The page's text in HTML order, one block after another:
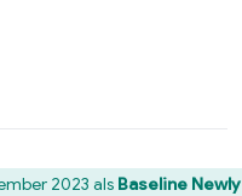
2023 als Baseline Newly